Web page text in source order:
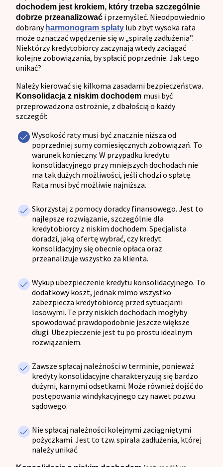
dochodem jest krokiem, który trzeba szczególnie
dobrze przeanalizować i przemyśleć. Nieodpowiednio
dobrany harmonogram spłaty lub zbyt wysoka rata
może oznaczać wpędzenie się w „spiralę zadłużenia”.
Niektórzy kredytobiorcy zaczynają wtedy zaciągać
kolejne zobowiązania, by spłacić poprzednie. Jak tego
unikać?
Należy kierować się kilkoma zasadami bezpieczeństwa.
Konsolidacja z niskim dochodem musi być
przeprowadzona ostrożnie, z dbałością o każdy
szczegół:
Wysokość raty musi być znacznie niższa od
poprzedniej sumy comiesięcznych zobowiązań. To
warunek konieczny. W przypadku kredytu
konsolidacyjnego przy mniejszych dochodach nie
ma tak dużych możliwości, jeśli chodzi o spłatę.
Rata musi być możliwie najniższa.
Skorzystaj z pomocy doradcy finansowego. Jest to
najlepsze rozwiązanie, szczególnie dla
kredytobiorcy z niskim dochodem. Specjalista
doradzi, jaką ofertę wybrać, czy kredyt
konsolidacyjny się obecnie opłaca oraz
przeanalizuje wszystko za klienta.
Wykup ubezpieczenie kredytu konsolidacyjnego. To
dodatkowy koszt, jednak mimo wszystko
zabezpiecza kredytobiorcę przed sytuacjami
losowymi. Te przy niskich dochodach mogłyby
spowodować prawdopodobnie jeszcze większe
długi. Ubezpieczenie jest tu po prostu idealnym
rozwiązaniem.
Zawsze spłacaj należności w terminie, ponieważ
kredyty konsolidacyjne charakteryzują się bardzo
dużymi, karnymi odsetkami. Może również dojść do
postępowania windykacyjnego czy nawet pozwu
sądowego.
Nie spłacaj należności kolejnymi zaciągniętymi
pożyczkami. Jest to tzw. spirala zadłużenia, której
należy unikać.